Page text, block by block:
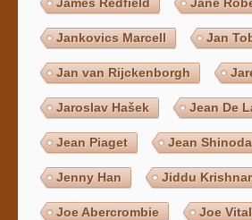
Jankovics Marcell Jan
Jan van Rijckenborgh
Jaroslav Hašek Jean De
Jean Piaget Jean
Jenny Han Jiddu
Joe Abercrombie Joe